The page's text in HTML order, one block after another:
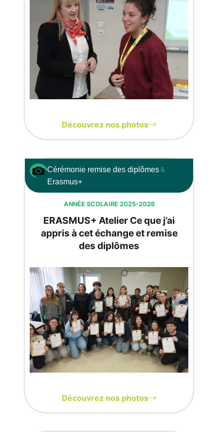
Découvrez nos photos
Cérémonie remise des diplômes &
Erasmus+
ANNÉE SCOLAIRE 2025-2026
ERASMUS+ Atelier Ce que j’ai
appris à cet échange et remise
des diplômes
Découvrez nos photos